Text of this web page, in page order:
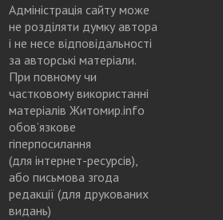
Адміністрація сайту може
не розділяти думку автора
і не несе відповідальності
за авторські матеріали.
При повному чи
частковому використанні
матеріалів Житомир.info
обов’язкове
гіперпосилання
(для інтернет-ресурсів),
або письмова згода
редакції (для друкованих
видань)